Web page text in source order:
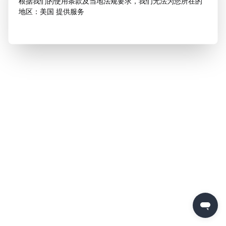
地区：美国 提供服务